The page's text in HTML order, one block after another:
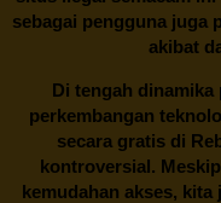
sebagai pengguna juga
akibat
Di tengah
perkembangan
secara gratis di
kontroversial.
kemudahan akses,